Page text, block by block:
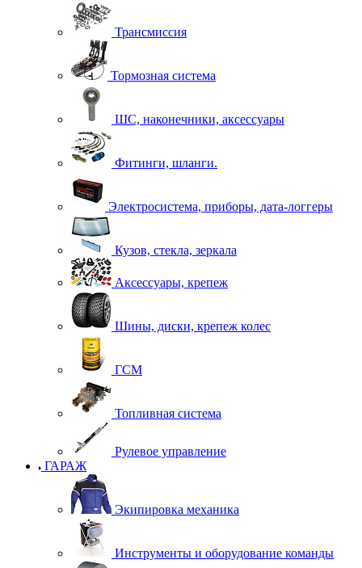
Трансмиссия
Тормозная система
ШС, наконечники, аксессуары
Фитинги, шланги.
Электросистема, приборы, дата-логгеры
Кузов, стекла, зеркала
Аксессуары, крепеж
Шины, диски, крепеж колес
ГСМ
Топливная система
Рулевое управление
ГАРАЖ
Экипировка механика
Инструменты и оборудование команды